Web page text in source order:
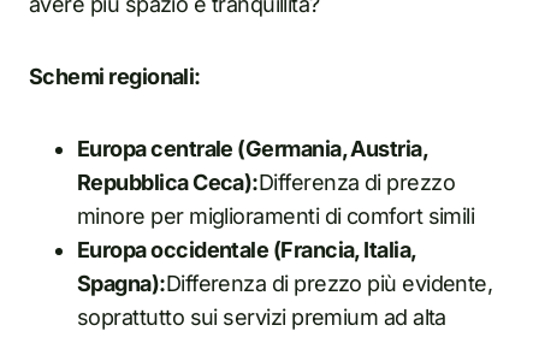
Schemi regionali:
Europa centrale (Germania, Austria,
Repubblica Ceca):Differenza di prezzo
minore per miglioramenti di comfort simili
Europa occidentale (Francia, Italia,
Spagna):Differenza di prezzo più evidente,
soprattutto sui servizi premium ad alta